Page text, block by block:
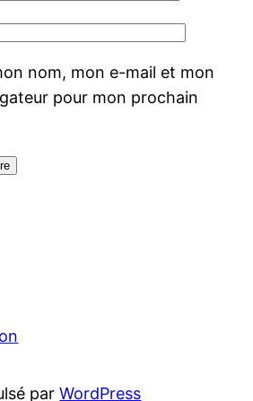
nom, mon e-mail et mon
pour mon prochain
parWordPress